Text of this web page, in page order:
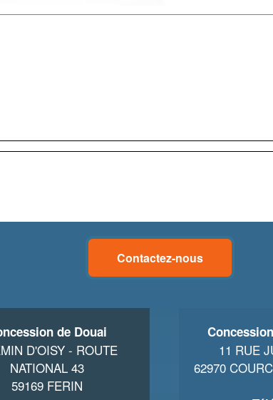
Contactez-nous
de Douai
D'OISY - ROUTE
NATIONAL 43
59169 FERIN
11 RUE
62970